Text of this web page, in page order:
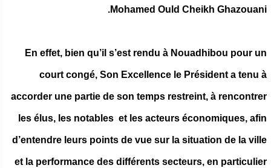
Mohamed Ould Cheikh Ghazouani.
En effet, bien qu’il s’est rendu à Nouadhibou pour un
court congé, Son Excellence le Président a tenu à
accorder une partie de son temps restreint, à rencontrer
les élus, les notables et les acteurs économiques, afin
d’entendre leurs points de vue sur la situation de la ville
et la performance des différents secteurs, en particulier